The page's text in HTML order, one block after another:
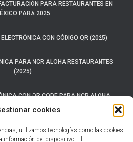
cookies
utilizamos tecnologías como las cookies
información del dispositivo. El
PARA RESTAURANTES EN
PARA 2025
CON CÓDIGO QR (2025)
PARA NCR ALOHA RESTAURANTES
(2025)
CON QR CODE PARA NCR ALOHA
CARTA PORTE 2025